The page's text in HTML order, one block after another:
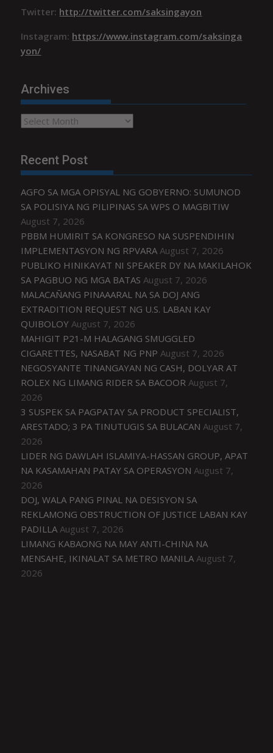
Twitter: http://twitter.com/saksingayon
Instagram: https://www.instagram.com/saksinga
yon/
Archives
Archives
Recent Post
AGFO SA MGA OPISYAL NG GOBYERNO: SUMUNOD
SA POLISIYA NG PILIPINAS SA WPS O MAGBITIW
August 7, 2026
PBBM HUMIRIT SA KONGRESO NA SUSPENDIHIN
IMPLEMENTASYON NG RPVARA August 7, 2026
PUBLIKO HINIKAYAT NI SPEAKER DY NA MAKILAHOK
SA PAGBUO NG MGA BATAS August 7, 2026
MALACAÑANG PINAAARAL NA SA DOJ ANG
EXTRADITION REQUEST NG U.S. LABAN KAY
QUIBOLOY August 7, 2026
MAHIGIT P21-M HALAGANG SMUGGLED
CIGARETTES, NASABAT NG PNP August 7, 2026
NEGOSYANTE TINANGAYAN NG CASH, DOLYAR AT
ROLEX NG LIMANG RIDER SA BACOOR August 7,
2026
3 SUSPEK SA PAGPATAY SA PRODUCT SPECIALIST,
ARESTADO; 3 PA TINUTUGIS SA BULACAN August 7,
2026
LIDER NG DAWLAH ISLAMIYA-HASSAN GROUP, APAT
NA KASAMAHAN PATAY SA OPERASYON August 7,
2026
DOJ, WALA PANG PINAL NA DESISYON SA
REKLAMONG OBSTRUCTION OF JUSTICE LABAN KAY
PADILLA August 7, 2026
LIMANG KABAONG NA MAY ANTI-CHINA NA
MENSAHE, IKINALAT SA METRO MANILA August 7,
2026